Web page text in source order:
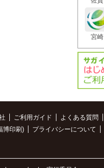
宮崎
ご利用ガイド よくある質問
博印刷) プライバシーについて